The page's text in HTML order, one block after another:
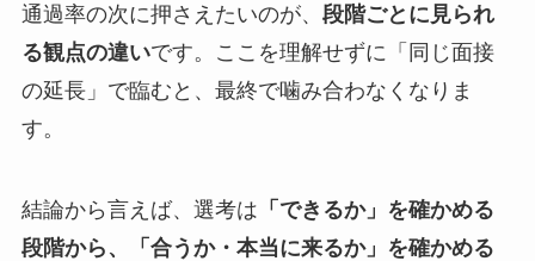
通過率の次に押さえたいのが、 段階ごとに見られ
る観点の違いです。ここを理解せずに「同じ面接
の延長」で臨むと、最終で噛み合わなくなりま
す。
結論から言えば、選考は 「できるか」を確かめる
段階から、「合うか・本当に来るか」を確かめる